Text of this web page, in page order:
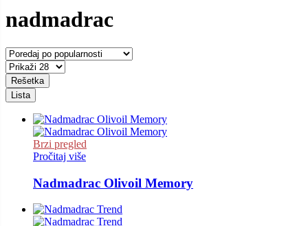
nadmadrac
Rešetka
Lista
Brzi pregled
Pročitaj više
Nadmadrac Olivoil Memory